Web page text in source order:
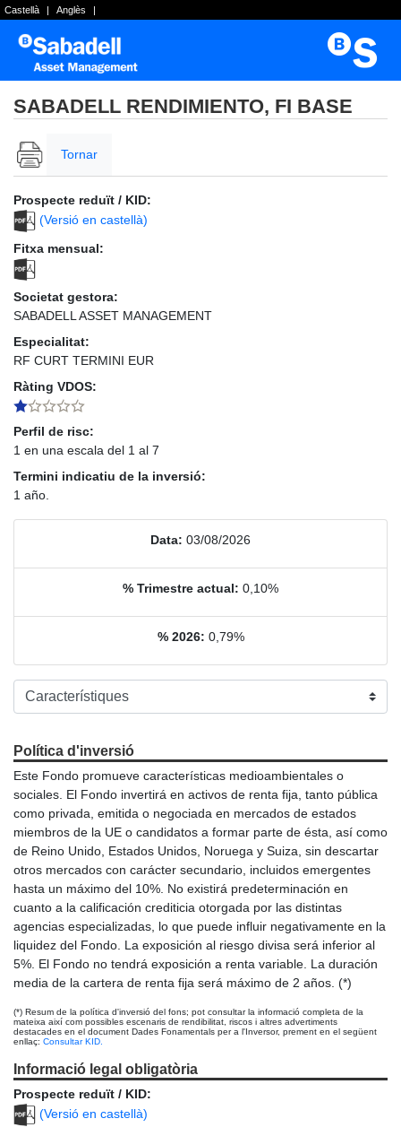
Castellà | Anglès |
SABADELL RENDIMIENTO, FI BASE
Tornar
Prospecte reduït / KID:
(Versió en castellà)
Fitxa mensual:
Societat gestora:
SABADELL ASSET MANAGEMENT
Especialitat:
RF CURT TERMINI EUR
Ràting VDOS:
Perfil de risc:
1 en una escala del 1 al 7
Termini indicatiu de la inversió:
1 año.
Data: 03/08/2026
% Trimestre actual: 0,10%
% 2026: 0,79%
Política d'inversió
Este Fondo promueve características medioambientales o
sociales. El Fondo invertirá en activos de renta fija, tanto pública
como privada, emitida o negociada en mercados de estados
miembros de la UE o candidatos a formar parte de ésta, así como
de Reino Unido, Estados Unidos, Noruega y Suiza, sin descartar
otros mercados con carácter secundario, incluidos emergentes
hasta un máximo del 10%. No existirá predeterminación en
cuanto a la calificación crediticia otorgada por las distintas
agencias especializadas, lo que puede influir negativamente en la
liquidez del Fondo. La exposición al riesgo divisa será inferior al
5%. El Fondo no tendrá exposición a renta variable. La duración
media de la cartera de renta fija será máximo de 2 años. (*)
(*) Resum de la política d'inversió del fons; pot consultar la informació completa de la
mateixa així com possibles escenaris de rendibilitat, riscos i altres advertiments
destacades en el document Dades Fonamentals per a l'Inversor, prement en el següent
enllaç: Consultar KID.
Informació legal obligatòria
Prospecte reduït / KID:
(Versió en castellà)